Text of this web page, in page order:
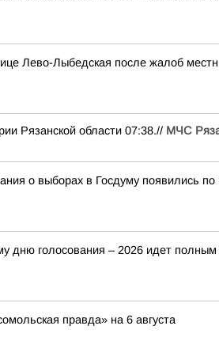
Лево-Лыбедская после жалоб
области 07:38.// МЧС
о выборах в Госдуму появились по
дню голосования – 2026 идет
правда» на 6 августа